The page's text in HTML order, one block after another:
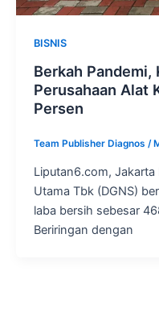
BISNIS
Berkah Pandemi,
Perusahaan Alat
Persen
Team Publisher Diagnos /
Liputan6.com, Jakarta
Utama Tbk (DGNS)
laba bersih sebesar
Beriringan dengan